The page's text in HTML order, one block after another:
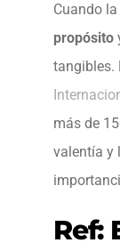
Cuando
propósito
tangibles.
más de
valentía y
Ref: